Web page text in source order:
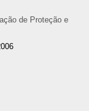
de Proteção e